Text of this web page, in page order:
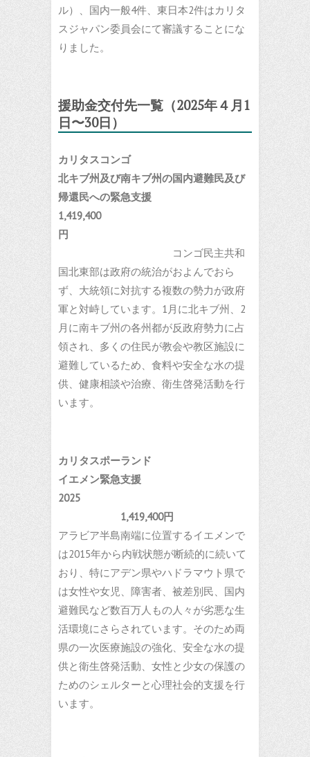
ル）、国内一般4件、東日本2件はカリタ
スジャパン委員会にて審議することにな
りました。
援助金交付先一覧（2025年４ 月1
日〜30日）
カリタスコンゴ
北キブ州及び南キブ州の国内避難民及び
帰還民への緊急支援
1,419,400
円
コンゴ民主共和
国北東部は政府の統治がおよんでおら
ず、大統領に対抗する複数の勢力が政府
軍と対峙しています。1月に北キブ州、2
月に南キブ州の各州都が反政府勢力に占
領され、多くの住民が教会や教区施設に
避難しているため、食料や安全な水の提
供、健康相談や治療、衛生啓発活動を行
います。
カリタスポーランド
イエメン緊急支援
2025
1,419,400円
アラビア半島南端に位置するイエメンで
は2015年から内戦状態が断続的に続いて
おり、特にアデン県やハドラマウト県で
は女性や女児、障害者、被差別民、国内
避難民など数百万人もの人々が劣悪な生
活環境にさらされています。そのため両
県の一次医療施設の強化、安全な水の提
供と衛生啓発活動、女性と少女の保護の
ためのシェルターと心理社会的支援を行
います。